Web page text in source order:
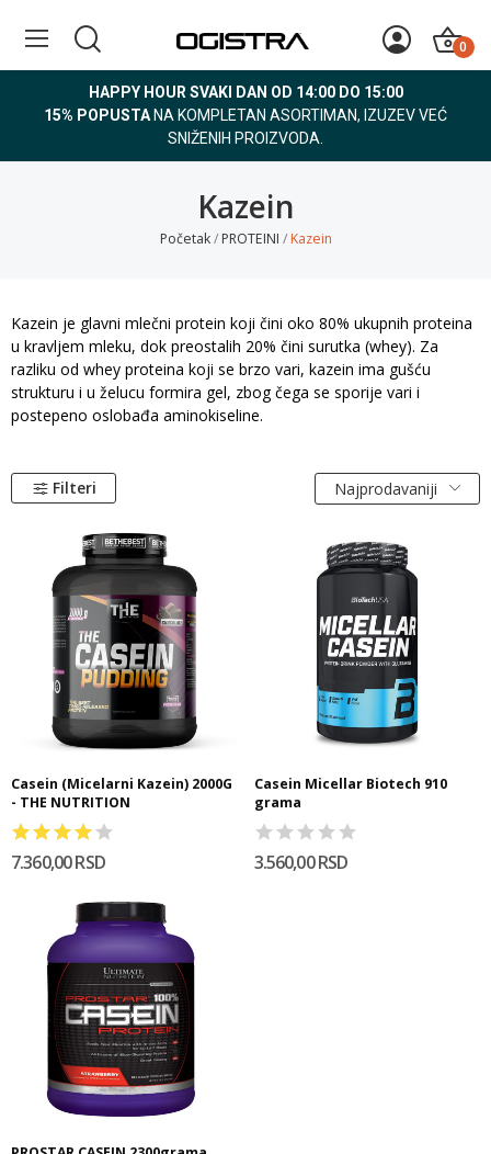
0
HAPPY HOUR SVAKI DAN OD 14:00 DO 15:00
15% POPUSTA NA KOMPLETAN ASORTIMAN, IZUZEV VEĆ
SNIŽENIH PROIZVODA.
Kazein
Početak PROTEINI Kazein
Kazein je glavni mlečni protein koji čini oko 80% ukupnih proteina
u kravljem mleku, dok preostalih 20% čini surutka (whey). Za
razliku od whey proteina koji se brzo vari, kazein ima gušću
strukturu i u želucu formira gel, zbog čega se sporije vari i
postepeno oslobađa aminokiseline.
Filteri Najprodavaniji
Casein (Micelarni Kazein) 2000G
- THE NUTRITION
7.360,00 RSD
Casein Micellar Biotech 910
grama
3.560,00 RSD